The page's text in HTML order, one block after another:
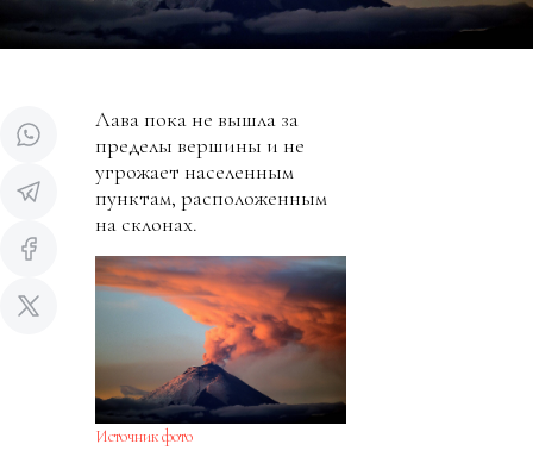
Лава пока не вышла за
пределы вершины и не
угрожает населенным
пунктам, расположенным
на склонах.
Источник фото